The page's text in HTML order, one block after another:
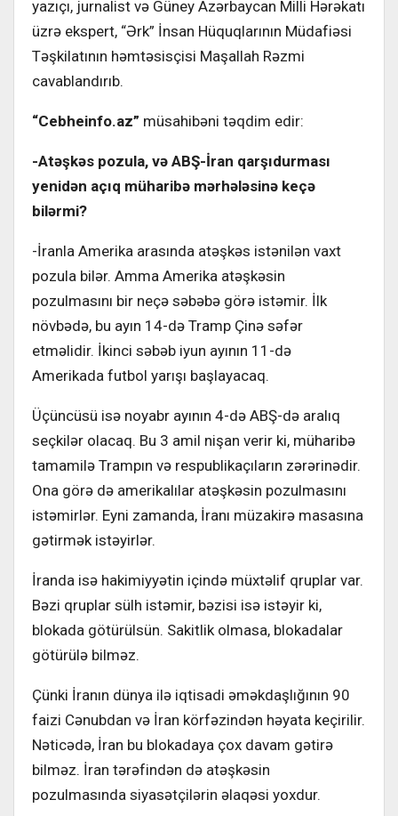
yazıçı, jurnalist və Güney Azərbaycan Milli Hərəkatı
üzrə ekspert, “Ərk” İnsan Hüquqlarının Müdafiəsi
Təşkilatının həmtəsisçisi Maşallah Rəzmi
cavablandırıb.
“Cebheinfo.az” müsahibəni təqdim edir:
-Atəşkəs pozula, və ABŞ-İran qarşıdurması
yenidən açıq müharibə mərhələsinə keçə
bilərmi?
-İranla Amerika arasında atəşkəs istənilən vaxt
pozula bilər. Amma Amerika atəşkəsin
pozulmasını bir neçə səbəbə görə istəmir. İlk
növbədə, bu ayın 14-də Tramp Çinə səfər
etməlidir. İkinci səbəb iyun ayının 11-də
Amerikada futbol yarışı başlayacaq.
Üçüncüsü isə noyabr ayının 4-də ABŞ-də aralıq
seçkilər olacaq. Bu 3 amil nişan verir ki, müharibə
tamamilə Trampın və respublikaçıların zərərinədir.
Ona görə də amerikalılar atəşkəsin pozulmasını
istəmirlər. Eyni zamanda, İranı müzakirə masasına
gətirmək istəyirlər.
İranda isə hakimiyyətin içində müxtəlif qruplar var.
Bəzi qruplar sülh istəmir, bəzisi isə istəyir ki,
blokada götürülsün. Sakitlik olmasa, blokadalar
götürülə bilməz.
Çünki İranın dünya ilə iqtisadi əməkdaşlığının 90
faizi Cənubdan və İran körfəzindən həyata keçirilir.
Nəticədə, İran bu blokadaya çox davam gətirə
bilməz. İran tərəfindən də atəşkəsin
pozulmasında siyasətçilərin əlaqəsi yoxdur.